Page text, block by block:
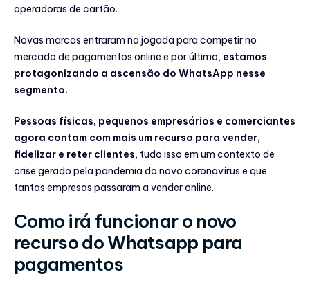
operadoras de cartão.
Novas marcas entraram na jogada para competir no
mercado de pagamentos online e por último, estamos
protagonizando a ascensão do WhatsApp nesse
segmento.
Pessoas físicas, pequenos empresários e comerciantes
agora contam com mais um recurso para vender,
fidelizar e reter clientes, tudo isso em um contexto de
crise gerado pela pandemia do novo coronavírus e que
tantas empresas passaram a vender online.
Como irá funcionar o novo
recurso do Whatsapp para
pagamentos